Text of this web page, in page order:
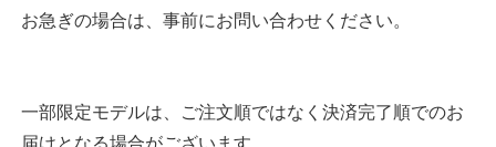
お急ぎの場合は、事前にお問い合わせください。
一部限定モデルは、ご注文順ではなく決済完了順でのお
届けとなる場合がございます。